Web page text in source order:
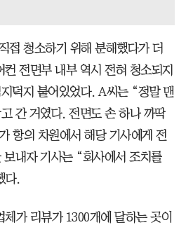
접 청소하기 위해 분해했다가 더
전면부 내부 역시 전혀 청소되지
덕지 붙어있었다. A씨는 “정말 맨
간 거였다. 전면도 손 하나 까딱
항의 차원에서 해당 기사에게 전
보내자 기사는 “회사에서 조치를
다.
가 리뷰가 1300개에 달하는 곳이